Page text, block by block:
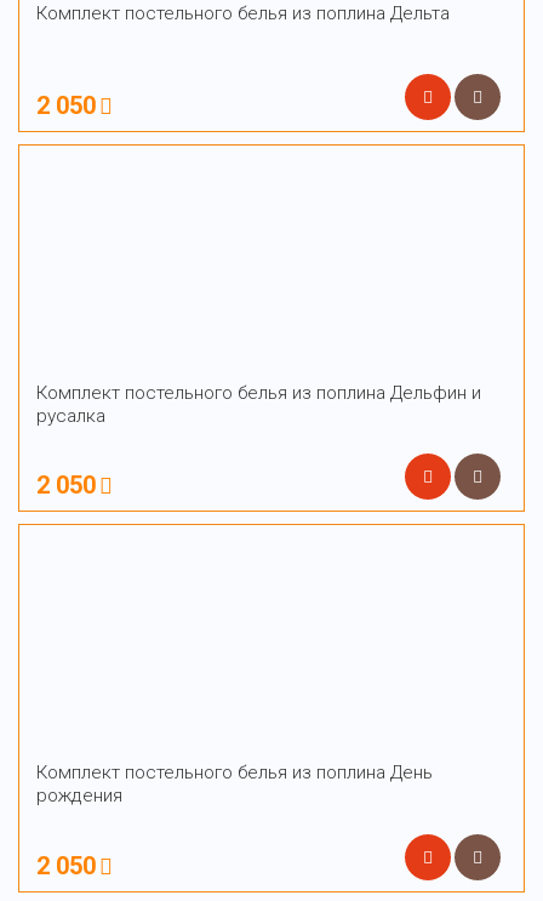
Комплект постельного белья из поплина Дельта
2 050
Комплект постельного белья из поплина Дельфин и
русалка
2 050
Комплект постельного белья из поплина День
рождения
2 050